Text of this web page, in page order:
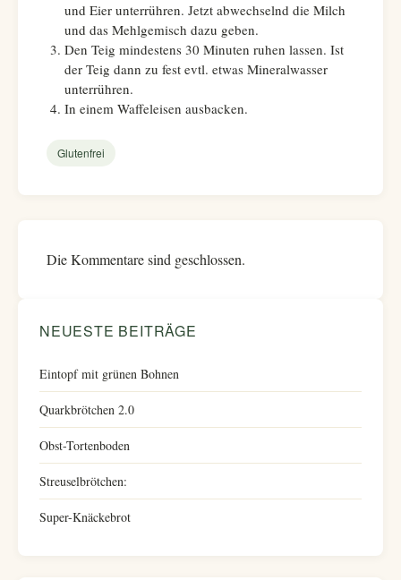
und Eier unterrühren. Jetzt abwechselnd die Milch
und das Mehlgemisch dazu geben.
Den Teig mindestens 30 Minuten ruhen lassen. Ist
der Teig dann zu fest evtl. etwas Mineralwasser
unterrühren.
In einem Waffeleisen ausbacken.
Glutenfrei
Die Kommentare sind geschlossen.
NEUESTE BEITRÄGE
Eintopf mit grünen Bohnen
Quarkbrötchen 2.0
Obst-Tortenboden
Streuselbrötchen:
Super-Knäckebrot